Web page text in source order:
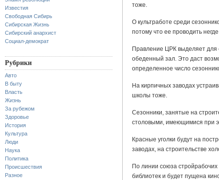
Известия
Свободная Сибирь
Сибирская Жизнь
Сибирский анархист
Социал-демократ
Рубрики
Авто
В быту
Власть
Жизнь
За рубежом
Здоровье
История
Культура
Люди
Наука
Политика
Происшествия
Разное
тоже.
О культработе среди
потому что ее проводить
Правление ЦРК выделяет для
обеденный зал. Это даст
определенное число
На кирпичных заводах
школы тоже.
Сезонники, занятые на
столовыми, имеющимися при
Красные уголки будут на
заводах, на строительстве
По линии союза
библиотек и будет пущена